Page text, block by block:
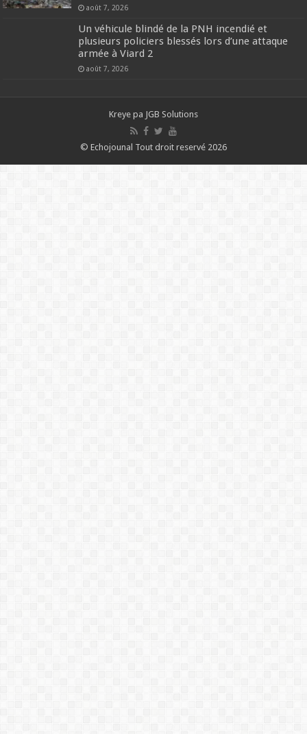
août 7, 2026
Un véhicule blindé de la PNH incendié et
plusieurs policiers blessés lors d’une attaque
armée à Viard 2
août 7, 2026
Kreye pa JGB Solutions
© Echojounal Tout droit reservé 2026